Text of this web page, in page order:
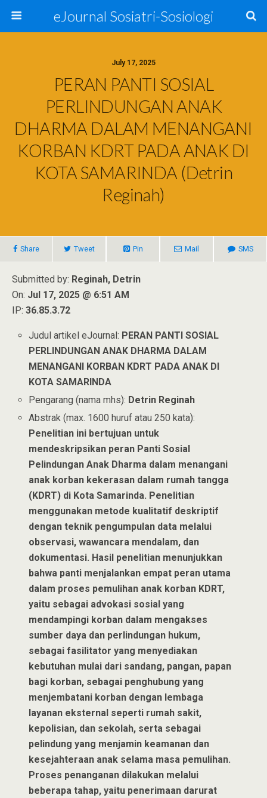
eJournal Sosiatri-Sosiologi
July 17, 2025
PERAN PANTI SOSIAL
PERLINDUNGAN ANAK
DHARMA DALAM MENANGANI
KORBAN KDRT PADA ANAK DI
KOTA SAMARINDA (Detrin
Reginah)
Share Tweet Pin Mail SMS
Submitted by: Reginah, Detrin
On: Jul 17, 2025 @ 6:51 AM
IP: 36.85.3.72
Judul artikel eJournal: PERAN PANTI SOSIAL
PERLINDUNGAN ANAK DHARMA DALAM
MENANGANI KORBAN KDRT PADA ANAK DI
KOTA SAMARINDA
Pengarang (nama mhs): Detrin Reginah
Abstrak (max. 1600 huruf atau 250 kata):
Penelitian ini bertujuan untuk
mendeskripsikan peran Panti Sosial
Pelindungan Anak Dharma dalam menangani
anak korban kekerasan dalam rumah tangga
(KDRT) di Kota Samarinda. Penelitian
menggunakan metode kualitatif deskriptif
dengan teknik pengumpulan data melalui
observasi, wawancara mendalam, dan
dokumentasi. Hasil penelitian menunjukkan
bahwa panti menjalankan empat peran utama
dalam proses pemulihan anak korban KDRT,
yaitu sebagai advokasi sosial yang
mendampingi korban dalam mengakses
sumber daya dan perlindungan hukum,
sebagai fasilitator yang menyediakan
kebutuhan mulai dari sandang, pangan, papan
bagi korban, sebagai penghubung yang
menjembatani korban dengan lembaga
layanan eksternal seperti rumah sakit,
kepolisian, dan sekolah, serta sebagai
pelindung yang menjamin keamanan dan
kesejahteraan anak selama masa pemulihan.
Proses penanganan dilakukan melalui
beberapa tahap, yaitu penerimaan darurat